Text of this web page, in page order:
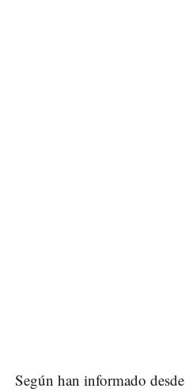
Según han informado desde